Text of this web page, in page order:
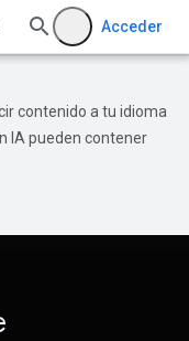
Acceder
contenido a tu idioma
IA pueden contener